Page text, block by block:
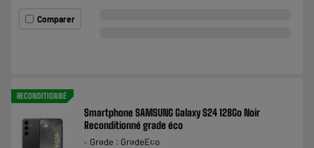
Comparer
RECONDITIONNÉ
Smartphone SAMSUNG Galaxy S24 128Go Noir
Reconditionné grade éco
Grade : GradeEco